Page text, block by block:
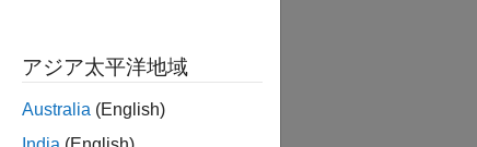
アジア太平洋地域
Australia (English)